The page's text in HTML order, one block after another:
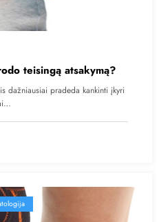
teisingą atsakymą?
dažniausiai pradeda kankinti įkyri